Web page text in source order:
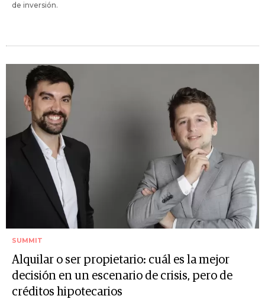
de inversión.
SUMMIT
Alquilar o ser propietario: cuál es la mejor
decisión en un escenario de crisis, pero de
créditos hipotecarios